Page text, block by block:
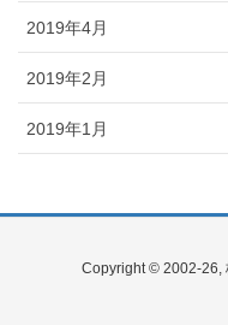
2019年4月
2019年2月
2019年1月
Copyright © 2002-26,